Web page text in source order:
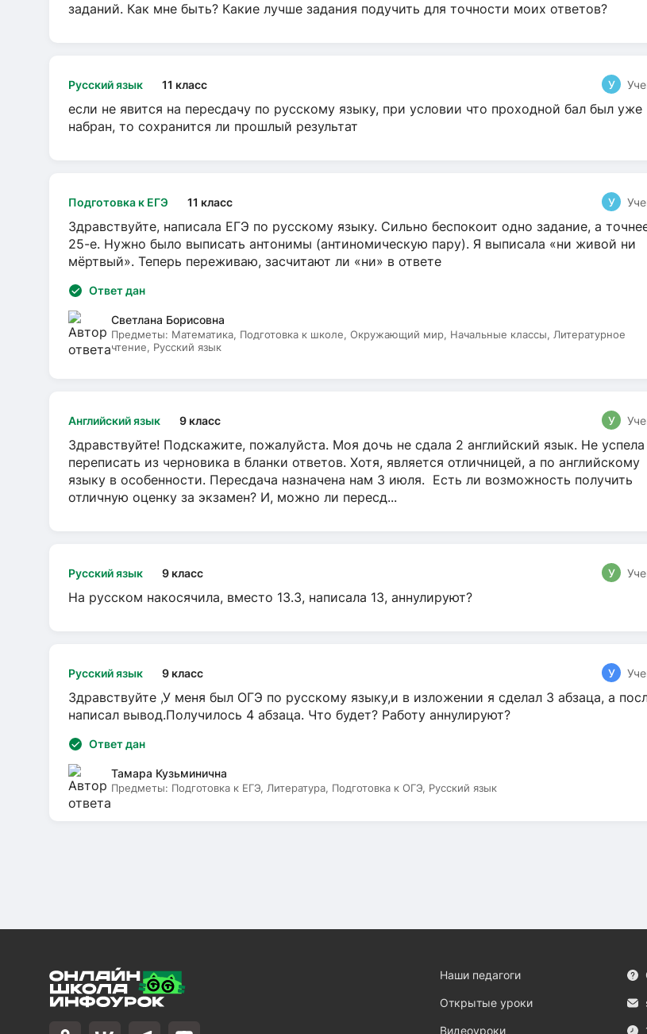
заданий. Как мне быть? Какие лучше задания подучить для точности моих ответов?
Русский язык 11 класс У
если не явится на пересдачу по русскому языку, при условии что проходной бал был уже
набран, то сохранится ли прошлый результат
Подготовка к ЕГЭ 11 класс У
Здравствуйте, написала ЕГЭ по русскому языку. Сильно беспокоит одно задание, а
25-е. Нужно было выписать антонимы (антиномическую пару). Я выписала «ни живой ни
мёртвый». Теперь переживаю, засчитают ли «ни» в ответе
Ответ дан
Светлана Борисовна
Предметы: Математика, Подготовка к школе, Окружающий мир, Начальные классы, Литературное
чтение, Русский язык
Английский язык 9 класс У
Здравствуйте! Подскажите, пожалуйста. Моя дочь не сдала 2 английский язык. Не успела
переписать из черновика в бланки ответов. Хотя, является отличницей, а по английскому
языку в особенности. Пересдача назначена нам 3 июля. Есть ли возможность получить
отличную оценку за экзамен? И, можно ли пересд...
Русский язык 9 класс У
На русском накосячила, вместо 13.3, написала 13, аннулируют?
Русский язык 9 класс У
Здравствуйте ,У меня был ОГЭ по русскому языку,и в изложении я сделал 3 абзаца, а
написал вывод.Получилось 4 абзаца. Что будет? Работу аннулируют?
Ответ дан
Тамара Кузьминична
Предметы: Подготовка к ЕГЭ, Литература, Подготовка к ОГЭ, Русский язык
Наши педагоги
Открытые уроки
Видеоуроки